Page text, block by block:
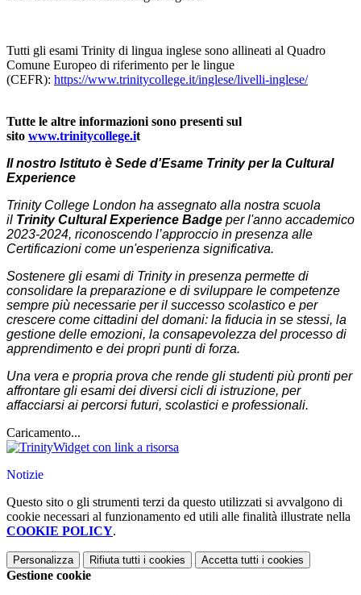
Tutti gli esami Trinity di lingua inglese sono allineati al Quadro
Comune Europeo di riferimento per le lingue
(CEFR): https://www.trinitycollege.it/inglese/livelli-inglese/
Tutte le altre informazioni sono presenti sul
sito www.trinitycollege.it
Il nostro Istituto è Sede d'Esame Trinity per la Cultural
Experience
Trinity College London ha assegnato alla nostra scuola
il Trinity Cultural Experience Badge per l'anno accademico
2023-2024, riconoscendo l’approccio in presenza alle
Certificazioni come un'esperienza significativa.
Sostenere gli esami di Trinity in presenza permette di
consolidare la preparazione e di sviluppare le competenze
sempre più necessarie per il successo scolastico e per
crescere come cittadini del domani: la fiducia in se stessi, la
gestione delle emozioni, la consapevolezza del processo di
apprendimento e dei propri punti di forza.
Una vera e propria prova che rende gli studenti più pronti per
affrontare gli esami dei diversi cicli di istruzione, per
affacciarsi ai percorsi futuri, scolastici e professionali.
Caricamento...
Widget con link a risorsa
Notizie
Questo sito o gli strumenti terzi da questo utilizzati si avvalgono di
cookie necessari al funzionamento ed utili alle finalità illustrate nella
COOKIE POLICY.
Personalizza Rifiuta tutti i cookies Accetta tutti i cookies
Gestione cookie